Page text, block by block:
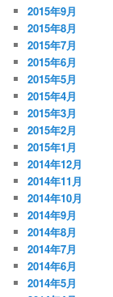
2015年9月
2015年8月
2015年7月
2015年6月
2015年5月
2015年4月
2015年3月
2015年2月
2015年1月
2014年12月
2014年11月
2014年10月
2014年9月
2014年8月
2014年7月
2014年6月
2014年5月